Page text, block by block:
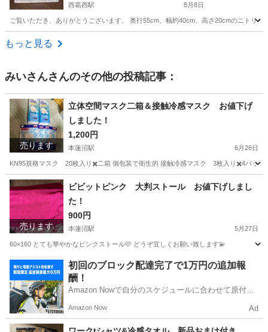
西葛西駅 8月8日
ご覧いただき、ありがとうございます。 奥行55cm、幅約40cm、高さ20cmのニトリ
東京 江戸川区
もっと見る
みいさんさんのその他の投稿記事：
売ります
立体空間マスク二箱＆接触冷感マスク お値下げ
しました！
1,200円
本蓮沼駅 6月26日
KN95規格マスク 20枚入り✖️二箱 個包装で衛生的 接触冷感マスク 3枚入り✖️4パック
東京 板橋区 本蓮沼駅 家庭用品 マスク
売ります
ビビットピンク 大判ストール お値下げしまし
た！
900円
本蓮沼駅 5月27日
60×160 とても華やかなピンクストール🩷 どうぞ宜しくお願い致します💫
本蓮沼駅 服/ファッション ピンク
初回のブロック配達完了で1万円の追加報
酬！
Amazon Nowで自分のスケジュールに合わせて原付や
う！
Amazon Now Ad